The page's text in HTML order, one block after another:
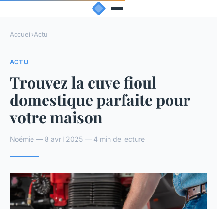
Accueil›Actu
ACTU
Trouvez la cuve fioul
domestique parfaite pour
votre maison
Noémie — 8 avril 2025 — 4 min de lecture